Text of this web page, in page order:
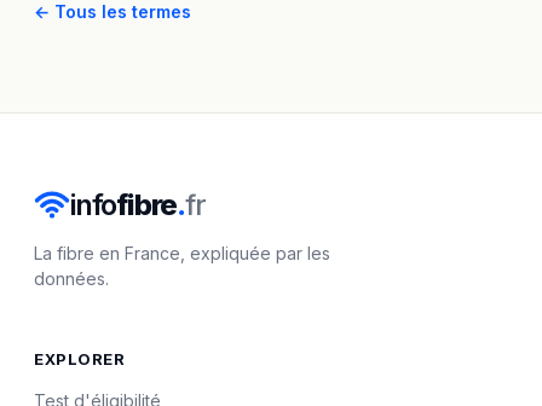
← Tous les termes
infofibre.fr
La fibre en France, expliquée par les
données.
EXPLORER
Test d'éligibilité